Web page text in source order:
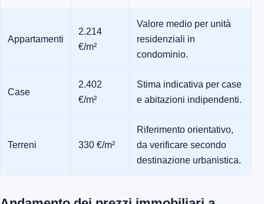
Appartamenti
2.214
€/m²
Valore medio per unità
residenziali in
condominio.
Case
2.402
€/m²
Stima indicativa per case
e abitazioni indipendenti.
Terreni 330 €/m²
Riferimento orientativo,
da verificare secondo
destinazione urbanistica.